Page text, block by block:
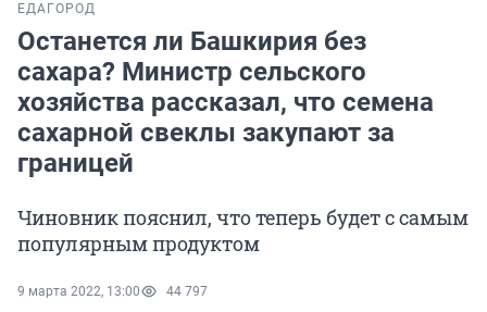
ЕДА ГОРОД
Останется ли Башкирия без
сахара? Министр сельского
хозяйства рассказал, что семена
сахарной свеклы закупают за
границей
Чиновник пояснил, что теперь будет с самым
популярным продуктом
9 марта 2022, 13:00 44 797